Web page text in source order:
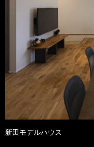
新田モデルハウス